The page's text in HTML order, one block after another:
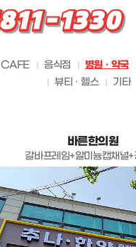
CAFE 음식점 병원 · 약국
뷰티 · 헬스
기타
바른한의원
갈바프레임+알미늄캡채널